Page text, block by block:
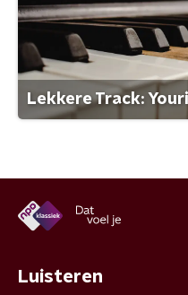
Lekkere Track:
Luisteren